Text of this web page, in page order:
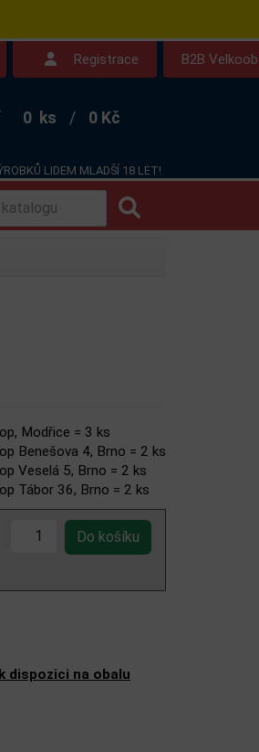
Registrace B2B
0 ks / 0 Kč
LIDEM MLADŠÍ 18 LET!
Modřice = 3 ks
Benešova 4, Brno = 2 ks
Veselá 5, Brno = 2 ks
Tábor 36, Brno = 2 ks
dispozici na obalu